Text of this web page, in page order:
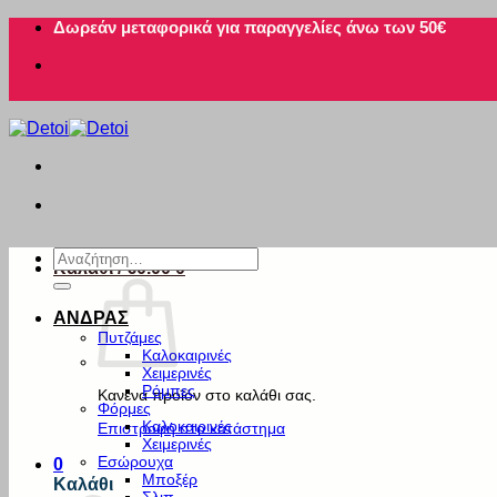
Μετάβαση
περιεχόμενο
Δωρεάν μεταφορικά για παραγγελίες άνω των 50€
Καλάθι /€0.00 0
Κανένα προϊόν στο καλάθι σας.
Επιστροφή στο κατάστημα
0
Καλάθι
Αναζήτηση
για:
ΑΝΔΡΑΣ
Πυτζάμες
Καλοκαιρινές
Χειμερινές
Ρόμπες
Φόρμες
Καλοκαιρινές
Χειμερινές
Εσώρουχα
Μποξέρ